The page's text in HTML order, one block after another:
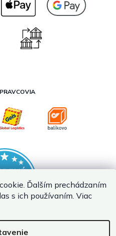
Ďalším prechádzaním
s ich používaním. Viac